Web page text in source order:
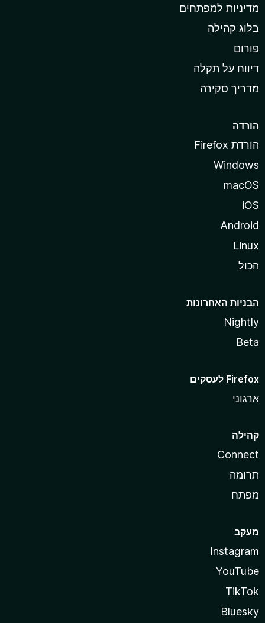
מדיניות למפתחים
בלוג קהילה
פורום
דיווח על תקלה
מדריך סקירה
הורדה
הורדת Firefox
Windows
macOS
iOS
Android
Linux
הכול
הבניות האחרונות
Nightly
Beta
ארגוני
קהילה
Connect
תרומה
מפתח
מעקב
Instagram
YouTube
TikTok
Bluesky